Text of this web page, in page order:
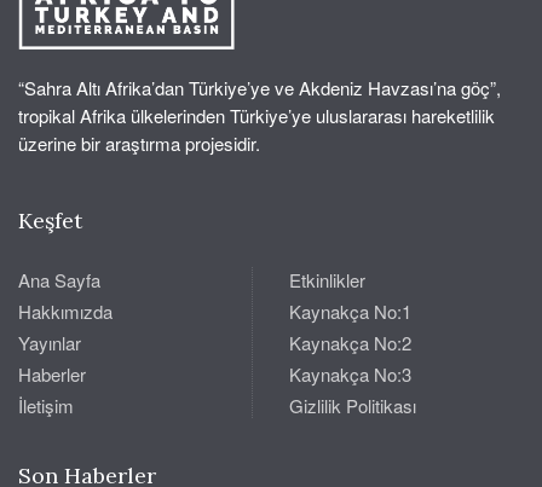
“Sahra Altı Afrika’dan Türkiye’ye ve Akdeniz Havzası’na göç”,
tropikal Afrika ülkelerinden Türkiye’ye uluslararası hareketlilik
üzerine bir araştırma projesidir.
Keşfet
Ana Sayfa
Hakkımızda
Yayınlar
Haberler
İletişim
Etkinlikler
Kaynakça No:1
Kaynakça No:2
Kaynakça No:3
Gizlilik Politikası
Son Haberler